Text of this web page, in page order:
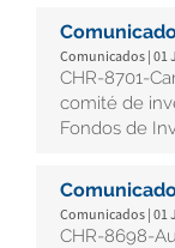
Comunicados | 01
CHR-8701-
comité de
Fondos de
Comunicados | 01
CHR-8698-